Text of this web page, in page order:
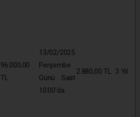
96.000,00
TL
13/02/2025
Perşembe
Günü Saat
10:00’da
2.880,00 TL 3 Yıl